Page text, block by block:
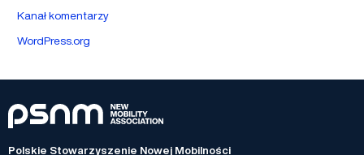
Kanał komentarzy
WordPress.org
Polskie Stowarzyszenie Nowej Mobilności